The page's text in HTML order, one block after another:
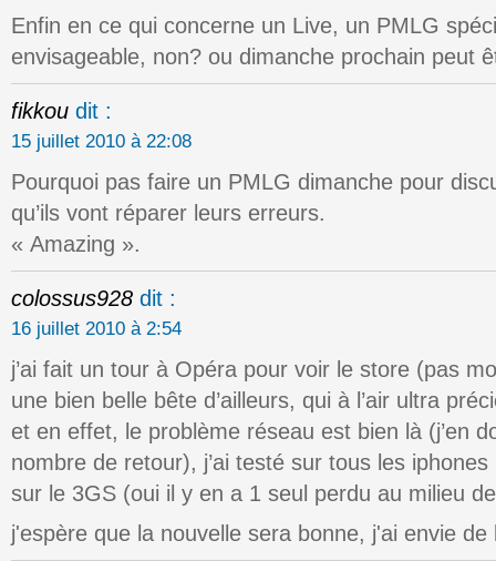
Enfin en ce qui concerne un Live, un PMLG
envisageable, non? ou dimanche prochain peut
fikkou dit :
15 juillet 2010 à 22:08
Pourquoi pas faire un PMLG dimanche pour
qu’ils vont réparer leurs erreurs.
« Amazing ».
colossus928 dit :
16 juillet 2010 à 2:54
j’ai fait un tour à Opéra pour voir le store (pas
une bien belle bête d’ailleurs, qui à l’air ultra
et en effet, le problème réseau est bien là (j’en
nombre de retour), j’ai testé sur tous les
sur le 3GS (oui il y en a 1 seul perdu au milieu
j'espère que la nouvelle sera bonne, j'ai envie